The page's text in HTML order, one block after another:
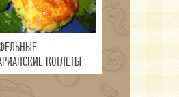
КОТЛЕТЫ